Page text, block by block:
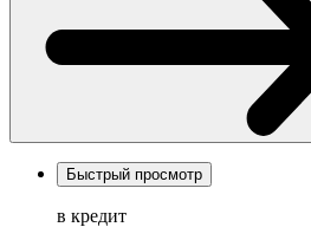
Быстрый просмотр
в кредит